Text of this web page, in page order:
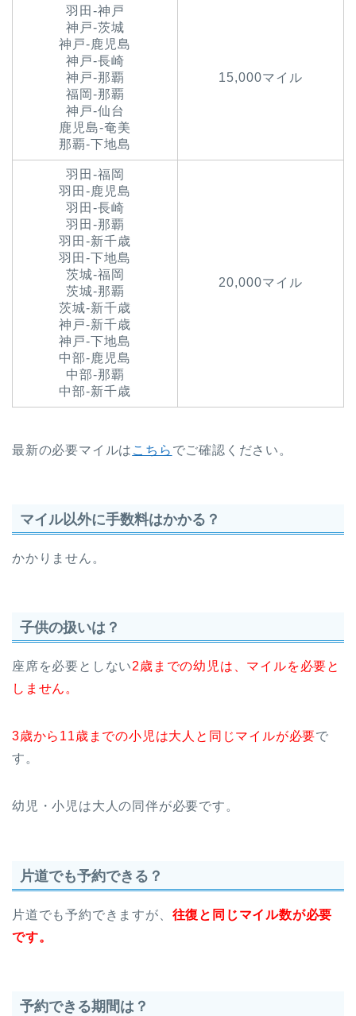
羽田-神戸
神戸-茨城
神戸-鹿児島
神戸-長崎
神戸-那覇
福岡-那覇
神戸-仙台
鹿児島-奄美
那覇-下地島
15,000マイル
羽田-福岡
羽田-鹿児島
羽田-長崎
羽田-那覇
羽田-新千歳
羽田-下地島
茨城-福岡
茨城-那覇
茨城-新千歳
神戸-新千歳
神戸-下地島
中部-鹿児島
中部-那覇
中部-新千歳
20,000マイル
最新の必要マイルは こちら でご確認ください。
マイル以外に手数料はかかる？
かかりません。
子供の扱いは？
座席を必要としない2歳までの幼児は、マイルを必要と
しません。
3歳から11歳までの小児は大人と同じマイルが必要で
す。
幼児・小児は大人の同伴が必要です。
片道でも予約できる？
片道でも予約できますが、 往復と同じマイル数が必要
です。
予約できる期間は？